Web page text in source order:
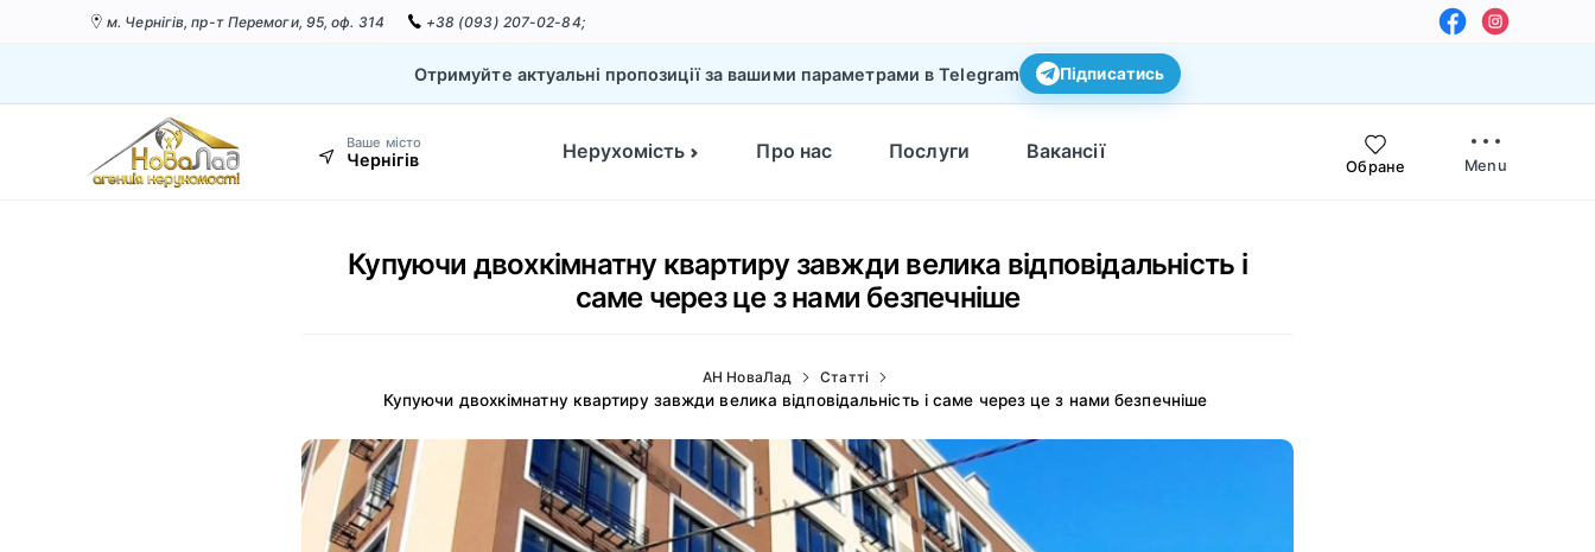
м. Чернігів, пр-т Перемоги, 95, оф. 314 +38 (093) 207-02-84;
Отримуйте актуальні пропозиції за вашими параметрами в Telegram Підписатись
Ваше місто
Чернігів Нерухомість Про нас Послуги Вакансії
Обране Menu
Купуючи двохкімнатну квартиру завжди велика відповідальність і
саме через це з нами безпечніше
АН НоваЛад Статті
Купуючи двохкімнатну квартиру завжди велика відповідальність і саме через це з нами безпечніше